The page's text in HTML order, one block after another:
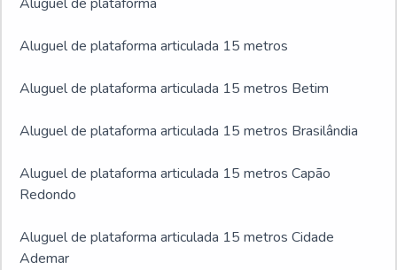
Aluguel de plataforma articulada 15 metros
Aluguel de plataforma articulada 15 metros Betim
Aluguel de plataforma articulada 15 metros Brasilândia
Aluguel de plataforma articulada 15 metros Capão
Redondo
Aluguel de plataforma articulada 15 metros Cidade
Ademar